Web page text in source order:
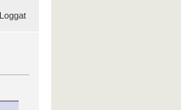
Loggat